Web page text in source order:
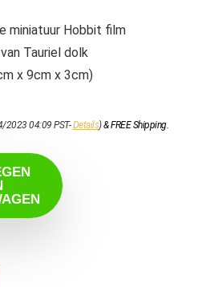
miniatuur Hobbit film
Tauriel dolk
x 9cm x 3cm)
2023 04:09 PST-Details)&FREE Shipping.